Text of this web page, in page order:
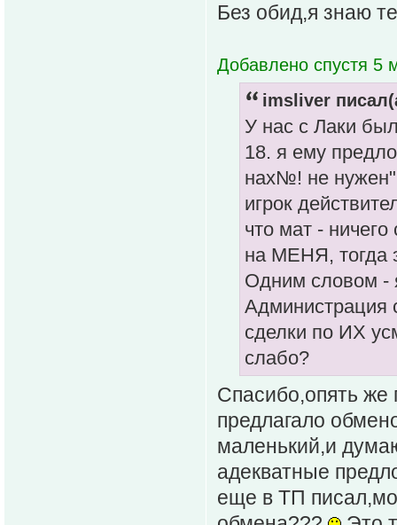
Без обид,я знаю
Добавлено спустя 5
imsliver
У нас с Лаки
18. я ему
нах№! не
игрок
что мат -
на МЕНЯ, тогда
Одним словом -
Администрация
сделки по ИХ
слабо?
Спасибо,опять же
предлагало
маленький,и
адекватные
еще в ТП